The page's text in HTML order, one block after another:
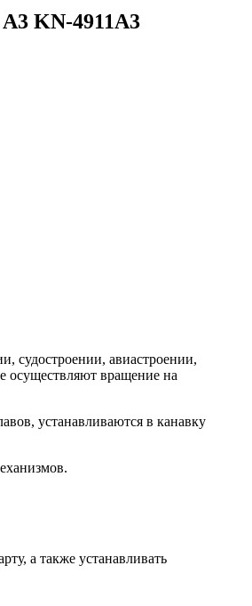
KN-4911A3
судостроении, авиастроении,
осуществляют вращение на
устанавливаются в канавку
а также устанавливать